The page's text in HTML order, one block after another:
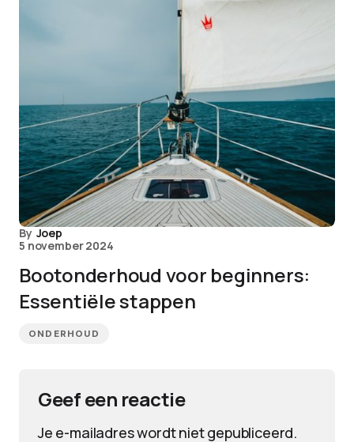
By Joep
5 november 2024
Bootonderhoud voor beginners:
Essentiële stappen
ONDERHOUD
Geef een reactie
Je e-mailadres wordt niet gepubliceerd.